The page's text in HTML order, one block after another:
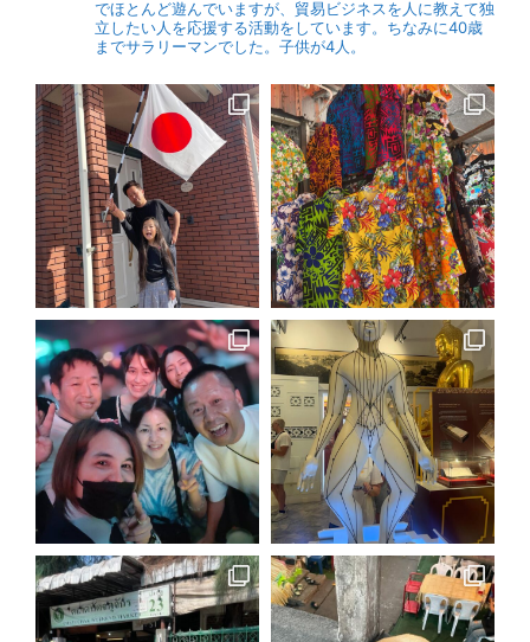
でほとんど遊んでいますが、貿易ビジネスを人に教えて独
立したい人を応援する活動をしています。ちなみに40歳
までサラリーマンでした。子供が4人。